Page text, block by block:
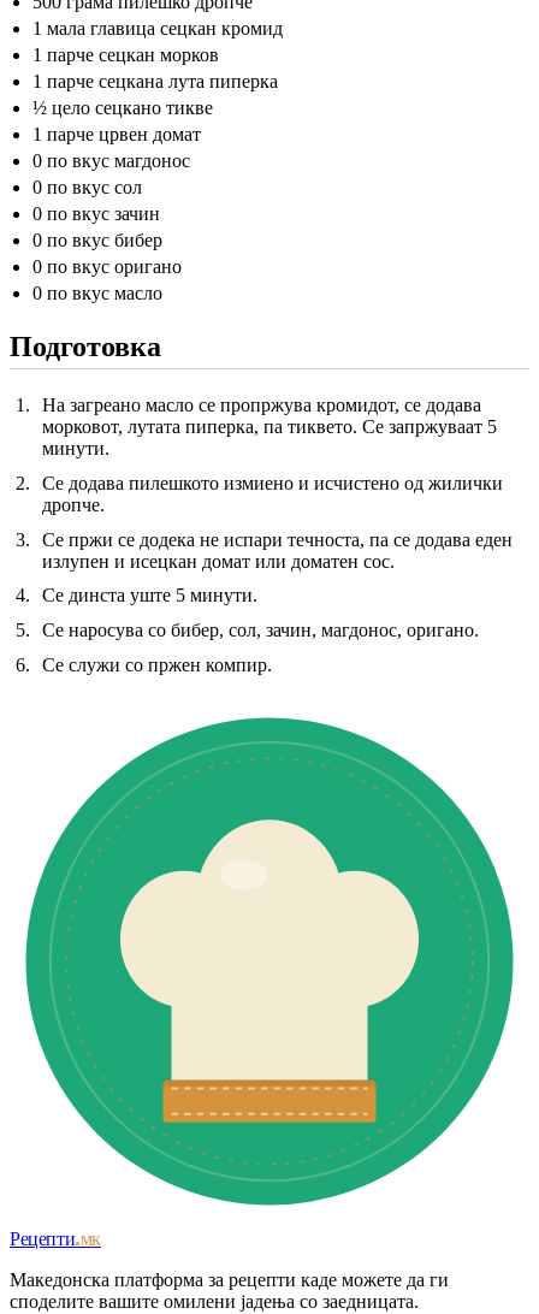
1 мала главица сецкан кромид
1 парче сецкан морков
1 парче сецкана лута пиперка
½ цело сецкано тикве
1 парче црвен домат
0 по вкус магдонос
0 по вкус сол
0 по вкус зачин
0 по вкус бибер
0 по вкус оригано
0 по вкус масло
Подготовка
На загреано масло се пропржува кромидот, се додава
морковот, лутата пиперка, па тиквето. Се запржуваат 5
минути.
Се додава пилешкото измиено и исчистено од жилички
дропче.
Се пржи се додека не испари течноста, па се додава еден
излупен и исецкан домат или доматен сос.
Се динста уште 5 минути.
Се наросува со бибер, сол, зачин, магдонос, оригано.
Се служи со пржен компир.
Рецепти.мк
Македонска платформа за рецепти каде можете да ги
споделите вашите омилени јадења со заедницата.